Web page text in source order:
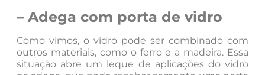
– Adega com porta de vidro
Como vimos, o vidro pode ser combinado com
outros materiais, como o ferro e a madeira. Essa
situação abre um leque de aplicações do vidro